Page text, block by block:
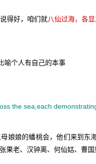
得好，咱们就八仙过海，各
喻个人有自己的本事
the sea,each
娘娘的蟠桃会，他们来到
果老、汉钟离、何仙姑、曹